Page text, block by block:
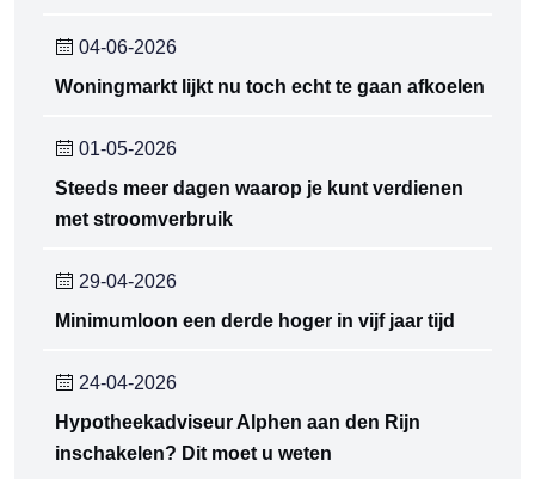
04-06-2026
Woningmarkt lijkt nu toch echt te gaan afkoelen
01-05-2026
Steeds meer dagen waarop je kunt verdienen
met stroomverbruik
29-04-2026
Minimumloon een derde hoger in vijf jaar tijd
24-04-2026
Hypotheekadviseur Alphen aan den Rijn
inschakelen? Dit moet u weten